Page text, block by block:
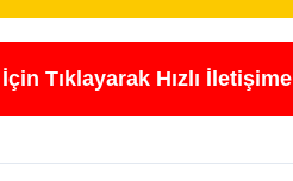
Tıklayarak Hızlı